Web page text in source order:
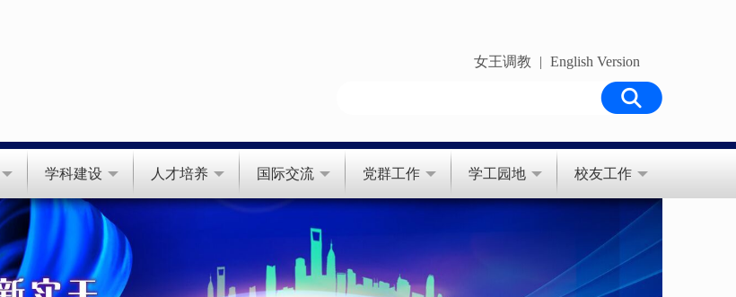
女王调教 | English Version
学科建设 人才培养 国际交流 党群工作 学工园地 校友工作